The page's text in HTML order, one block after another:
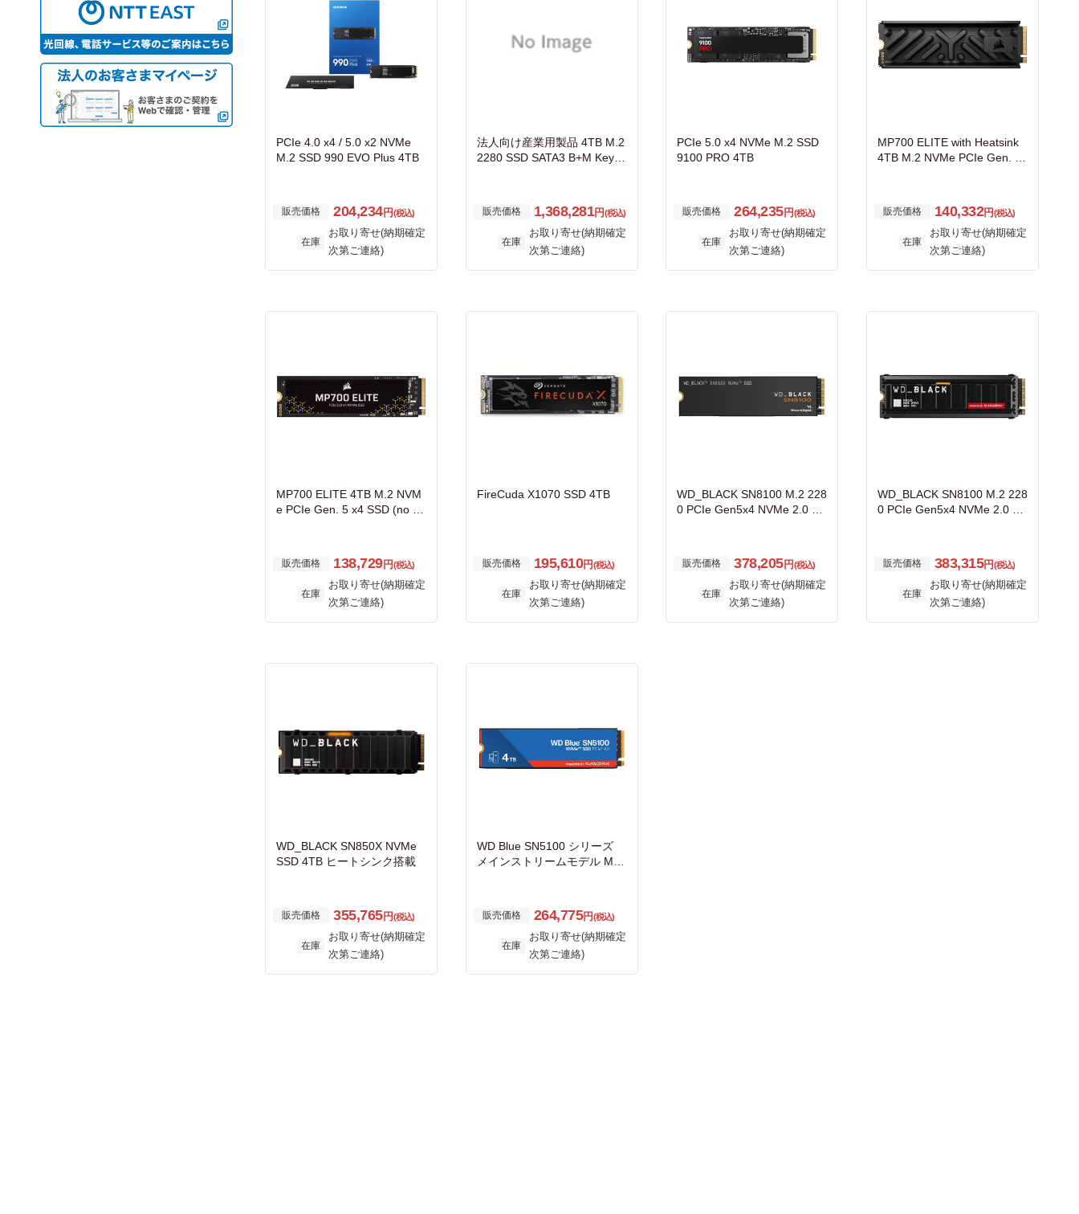
PCIe 4.0 x4 / 5.0 x2 NVMe
M.2 SSD 990 EVO Plus 4TB
販売価格 204,234円(税込)
在庫
お取り寄せ(納期確定
次第ご連絡)
法人向け産業用製品 4TB M.2
2280 SSD SATA3 B+M Key 3
販売価格 1,368,281円(税込)
在庫
お取り寄せ(納期確定
次第ご連絡)
PCIe 5.0 x4 NVMe M.2 SSD
9100 PRO 4TB
販売価格 264,235円(税込)
在庫
お取り寄せ(納期確定
次第ご連絡)
MP700 ELITE with Heatsink
4TB M.2 NVMe PCIe Gen. 5
販売価格 140,332円(税込)
在庫
お取り寄せ(納期確定
次第ご連絡)
MP700 ELITE 4TB M.2 NVM
e PCIe Gen. 5 x4 SSD (no he
販売価格 138,729円(税込)
在庫
お取り寄せ(納期確定
次第ご連絡)
FireCuda X1070 SSD 4TB
販売価格 195,610円(税込)
在庫
お取り寄せ(納期確定
次第ご連絡)
WD_BLACK SN8100 M.2 228
0 PCIe Gen5x4 NVMe 2.0 SS
販売価格 378,205円(税込)
在庫
お取り寄せ(納期確定
次第ご連絡)
WD_BLACK SN8100 M.2 228
0 PCIe Gen5x4 NVMe 2.0 SS
販売価格 383,315円(税込)
在庫
お取り寄せ(納期確定
次第ご連絡)
WD_BLACK SN850X NVMe
SSD 4TB ヒートシンク搭載
販売価格 355,765円(税込)
在庫
お取り寄せ(納期確定
次第ご連絡)
WD Blue SN5100 シリーズ
メインストリームモデル M.2
販売価格 264,775円(税込)
在庫
お取り寄せ(納期確定
次第ご連絡)